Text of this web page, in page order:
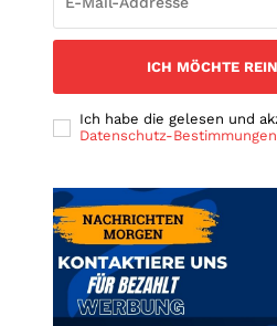
ICH MÖCHTE REIN
Ich habe die gelesen und
Datenschutz-Bestimmungen